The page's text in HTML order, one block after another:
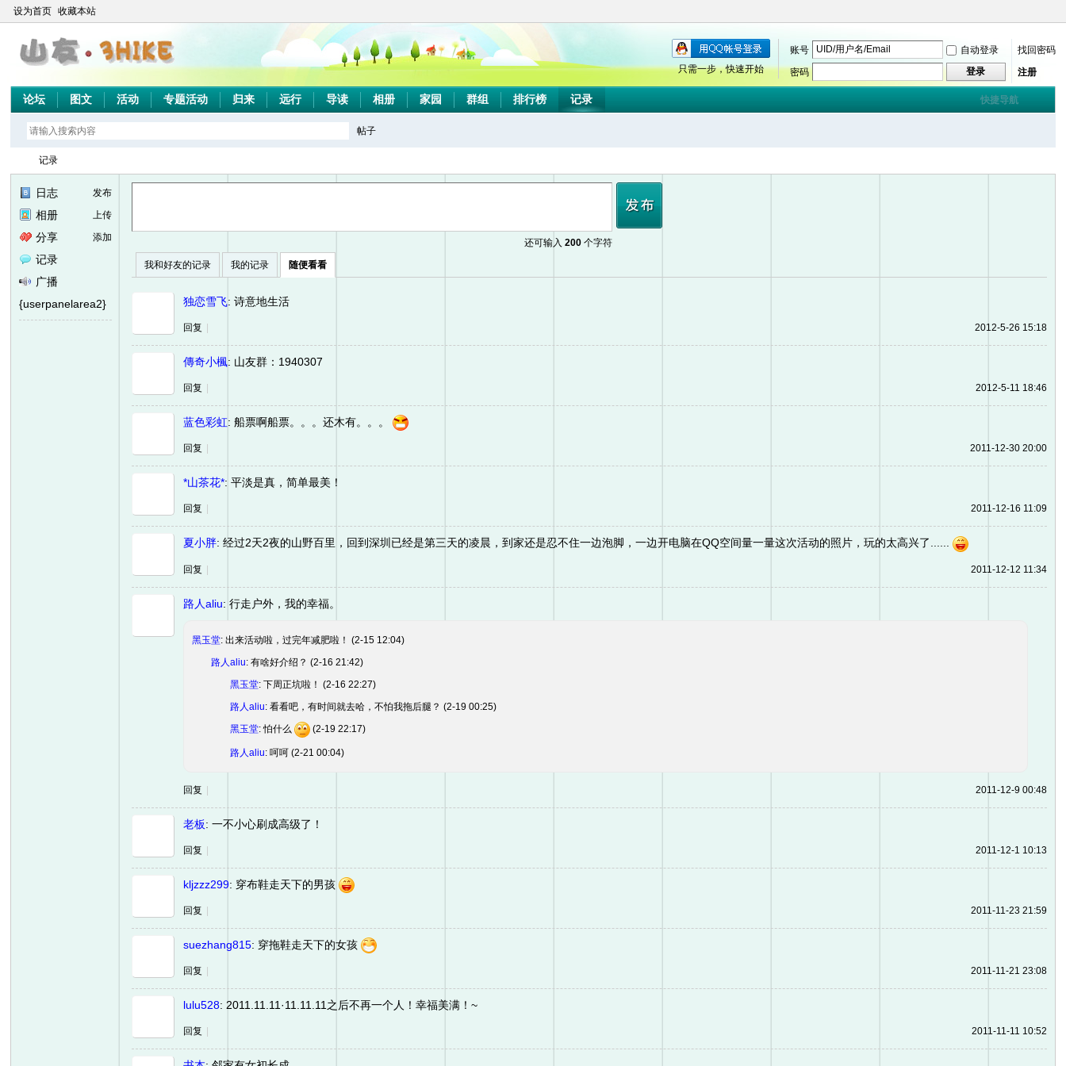
设为首页 收藏本站
账号 自动登录
找回密码
密码
登录 注册
只需一步，快速开始
快捷导航
论坛 图文 活动 专题活动 归来 远行 导读 相册 家园 群组 排行榜 记录
帖子
记录
发布
日志
上传
相册
添加
分享
记录
广播
{userpanelarea2}
还可输入200 个字符
我和好友的记录
我的记录 随便看看
独恋雪飞:诗意地生活
2012-5-26 15:18
回复
傳奇小楓: 山友群：1940307
2012-5-11 18:46
回复
蓝色彩虹:船票啊船票。。。还木有。。。
2011-12-30 20:00
回复
*山茶花*:平淡是真，简单最美！
2011-12-16 11:09
回复
夏小胖:经过2天2夜的山野百里，回到深圳已经是第三天的凌晨，到家还是忍不住一边泡脚，一边开电脑在QQ空间量一量这次活动的照片，玩的太高兴了......
2011-12-12 11:34
回复 |
路人aliu:行走户外，我的幸福。
黑玉堂: 出来活动啦，过完年减肥啦！(2-15 12:04)
路人aliu: 有啥好介绍？(2-16 21:42)
黑玉堂: 下周正坑啦！(2-16 22:27)
路人aliu: 看看吧，有时间就去哈，不怕我拖后腿？(2-19 00:25)
黑玉堂: 怕什么 (2-19 22:17)
路人aliu: 呵呵(2-21 00:04)
2011-12-9 00:48
回复 |
老板:一不小心刷成高级了！
2011-12-1 10:13
回复 |
kljzzz299: 穿布鞋走天下的男孩
2011-11-23 21:59
回复 |
suezhang815: 穿拖鞋走天下的女孩
2011-11-21 23:08
回复
lulu528: 2011.11.11·11.11.11之后不再一个人！幸福美满！~
2011-11-11 10:52
回复